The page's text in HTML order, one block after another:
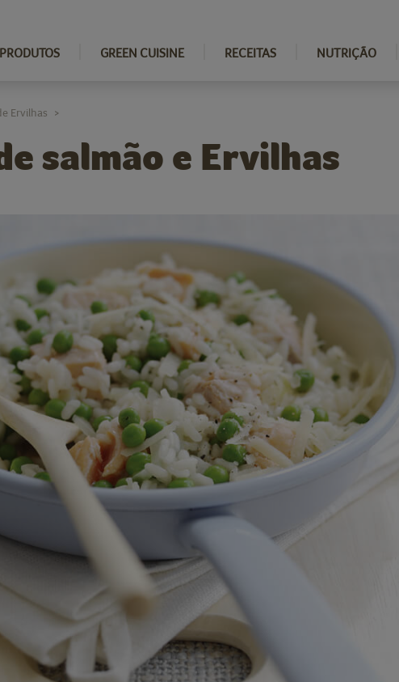
PRODUTOS GREEN CUISINE RECEITAS NUTRIÇÃO
salmão e Ervilhas
Ervilhas >